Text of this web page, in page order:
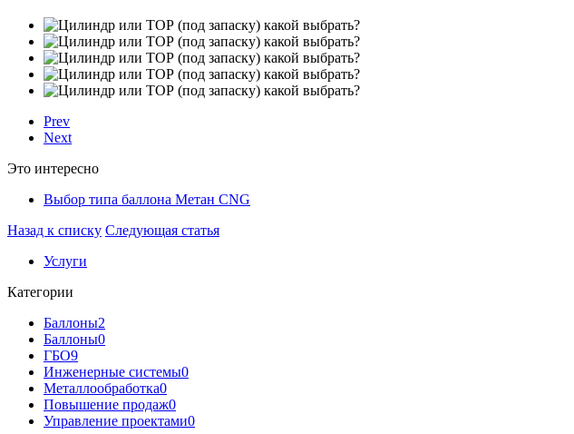
Prev
Next
Это интересно
Выбор типа баллона Метан CNG
Назад к списку Следующая статья
Услуги
Категории
Баллоны2
Баллоны0
ГБО9
Инженерные системы0
Металлообработка0
Повышение продаж0
Управление проектами0